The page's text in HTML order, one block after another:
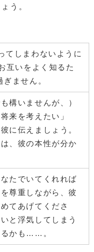
う。
てしまわないように
互いをよく知るた
ぎません。
構いませんが、）
来を考えたい」
に伝えましょう。
、彼の本性が分か
なたでいてくれれば
尊重しながら、彼
てあげてくださ
と浮気してしまう
るかも……。